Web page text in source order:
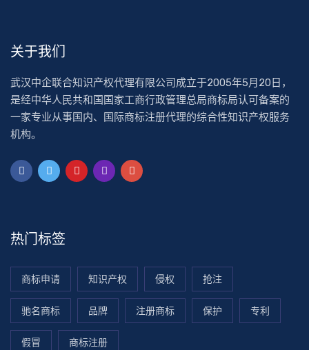
关于我们
武汉中企联合知识产权代理有限公司成立于2005年5月20日，
是经中华人民共和国国家工商行政管理总局商标局认可备案的
一家专业从事国内、国际商标注册代理的综合性知识产权服务
机构。
热门标签
商标申请 知识产权 侵权 抢注
驰名商标 品牌 注册商标 保护 专利
假冒 商标注册